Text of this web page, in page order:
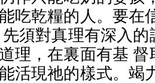
吃乾糧的人。要在
先須對真理有深入
理，在裏面有基 督
活現祂的樣式。竭